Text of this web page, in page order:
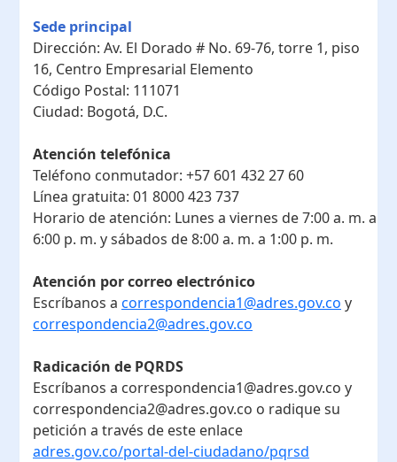
Sede principal
Dirección: Av. El Dorado # No. 69-76, torre 1, piso
16, Centro Empresarial Elemento
Código Postal: 111071
Ciudad: Bogotá, D.C.
Atención telefónica
Teléfono conmutador: +57 601 432 27 60
Línea gratuita: 01 8000 423 737
Horario de atención: Lunes a viernes de 7:00 a. m. a
6:00 p. m. y sábados de 8:00 a. m. a 1:00 p. m.
Atención por correo electrónico
Escríbanos a correspondencia1@adres.gov.co y
correspondencia2@adres.gov.co
Radicación de PQRDS
Escríbanos a correspondencia1@adres.gov.co y
correspondencia2@adres.gov.co o radique su
petición a través de este enlace
adres.gov.co/portal-del-ciudadano/pqrsd